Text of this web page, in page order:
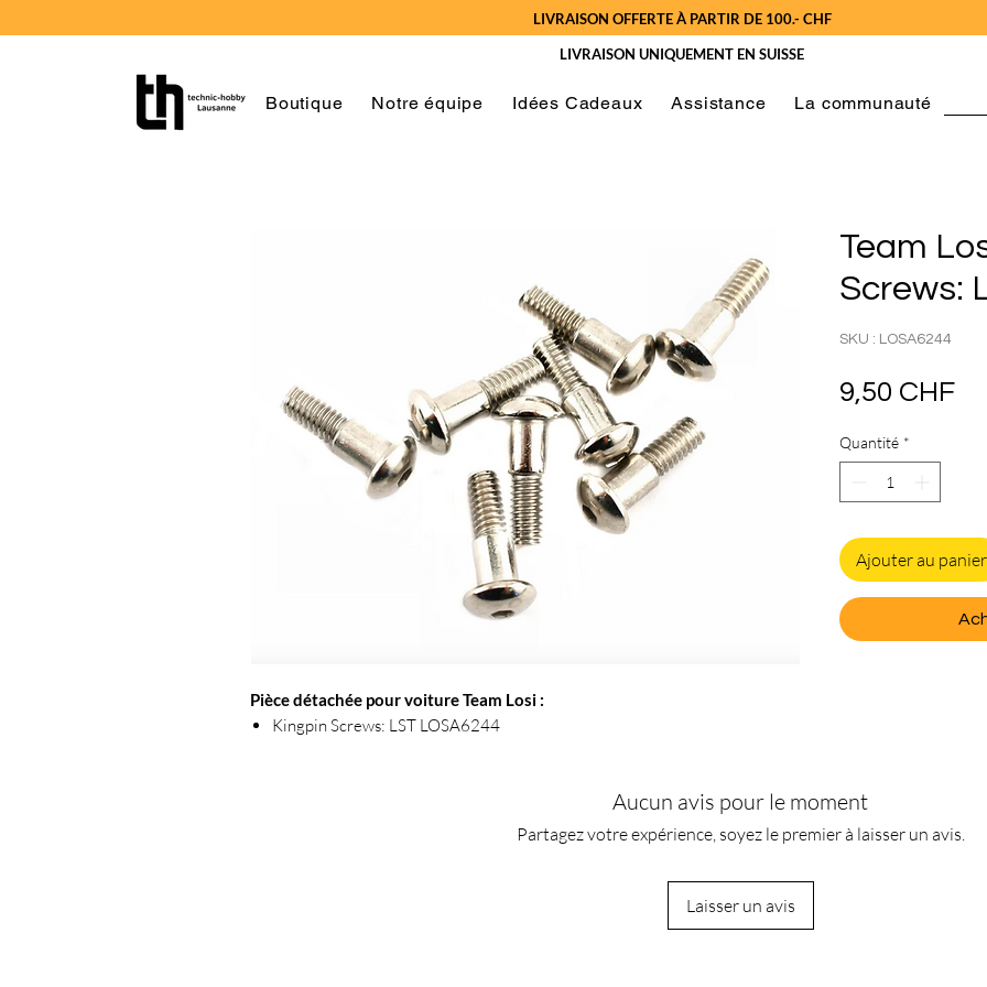
LIVRAISON OFFERTE À PARTIR DE 100.- CHF
LIVRAISON UNIQUEMENT EN SUISSE
Boutique Notre équipe Idées Cadeaux Assistance La communauté
Pièce détachée pour voiture Team Losi :
Kingpin Screws: LST LOSA6244
Team
Screws:
SKU : LOSA6244
9,50 CHF
Quantité *
Ajouter au panier
Aucun avis pour le moment
Partagez votre expérience, soyez le premier à laisser un avis.
Laisser un avis